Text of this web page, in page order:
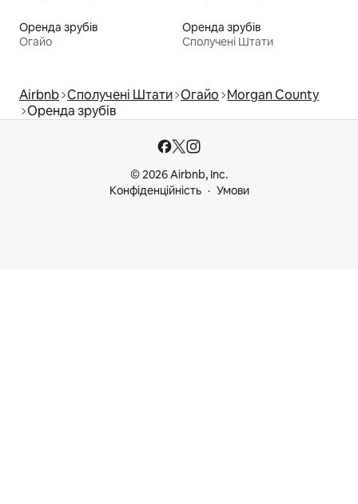
Оренда зрубів
Огайо
Оренда зрубів
Сполучені Штати
Airbnb Сполучені Штати Огайо Morgan County
Оренда зрубів
© 2026 Airbnb, Inc.
Конфіденційність
Умови